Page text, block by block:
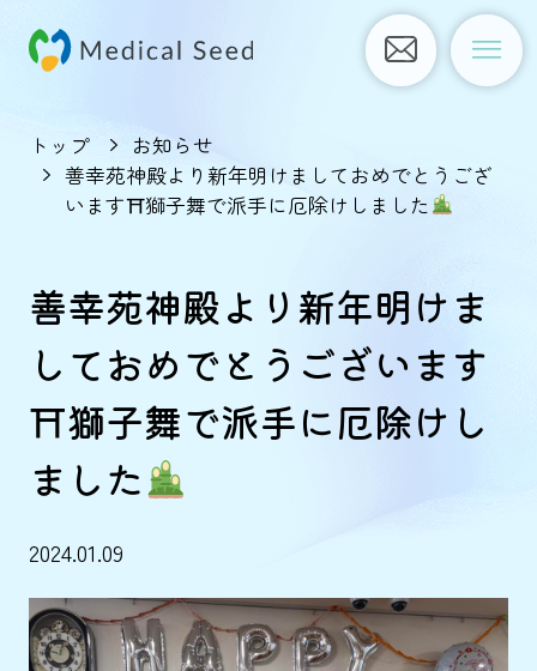
トップ
お知らせ
善幸苑神殿より新年明けましておめでとうござ
います⛩獅子舞で派手に厄除けしました
善幸苑神殿より新年明けま
しておめでとうございます
⛩獅子舞で派手に厄除けし
ました
2024.01.09